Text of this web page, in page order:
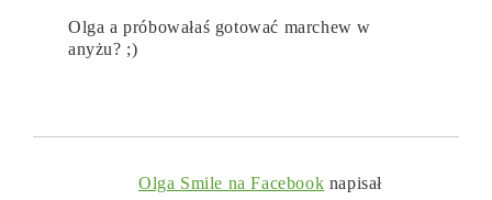
Olga a próbowałaś gotować marchew w
anyżu? ;)
Olga Smile na Facebook napisał